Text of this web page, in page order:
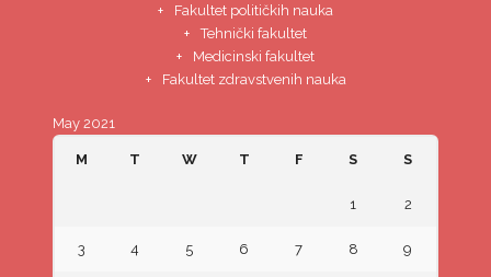
Fakultet političkih nauka
Tehnički fakultet
Medicinski fakultet
Fakultet zdravstvenih nauka
May 2021
M T W T F S S
1 2
3 4 5 6 7 8 9